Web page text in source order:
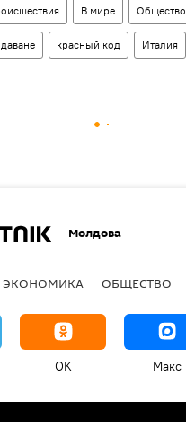
В мире Общество
красный код Италия
Молдова
ЭКОНОМИКА ОБЩЕСТВО
OK Макс